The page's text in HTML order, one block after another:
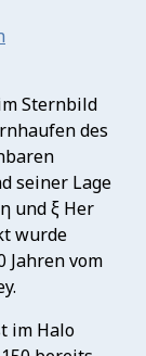
Sternbild
des
seiner Lage
und ξ Her
wurde
Jahren vom
im Halo